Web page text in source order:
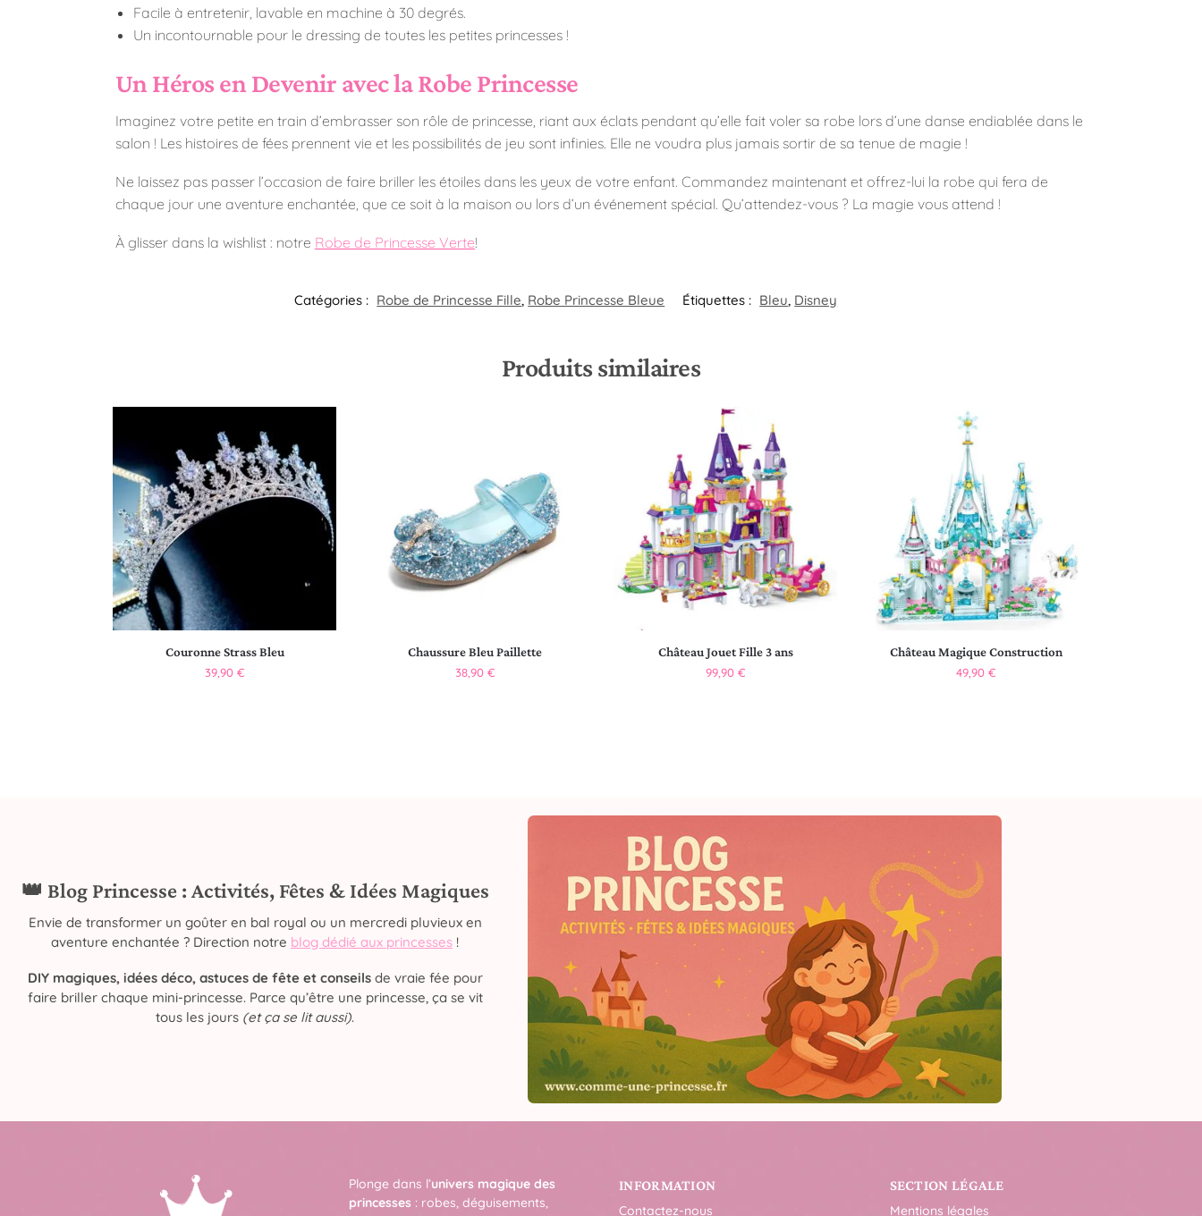
Facile à entretenir, lavable en machine à 30 degrés.
Un incontournable pour le dressing de toutes les petites princesses !
Un Héros en Devenir avec la Robe Princesse
Imaginez votre petite en train d’embrasser son rôle de princesse, riant aux éclats pendant qu’elle fait voler sa robe lors d’une danse endiablée dans le
salon ! Les histoires de fées prennent vie et les possibilités de jeu sont infinies. Elle ne voudra plus jamais sortir de sa tenue de magie !
Ne laissez pas passer l’occasion de faire briller les étoiles dans les yeux de votre enfant. Commandez maintenant et offrez-lui la robe qui fera de
chaque jour une aventure enchantée, que ce soit à la maison ou lors d’un événement spécial. Qu’attendez-vous ? La magie vous attend !
À glisser dans la wishlist : notre Robe de Princesse Verte!
Catégories : Robe de Princesse Fille, Robe Princesse Bleue Étiquettes : Bleu, Disney
Produits similaires
Couronne Strass Bleu
39,90 €
Chaussure Bleu Paillette
38,90 €
Château Jouet Fille 3 ans
99,90 €
Château Magique Construction
49,90 €
👑 Blog Princesse : Activités, Fêtes & Idées Magiques
Envie de transformer un goûter en bal royal ou un mercredi pluvieux en
aventure enchantée ? Direction notre blog dédié aux princesses !
DIY magiques, idées déco, astuces de fête et conseilsde vraie fée pour
faire briller chaque mini-princesse. Parce qu’être une princesse, ça se vit
tous les jours (et ça se lit aussi).
Plonge dans l’univers magique des
princesses : robes, déguisements,
INFORMATION
Contactez-nous
SECTION LÉGALE
Mentions légales